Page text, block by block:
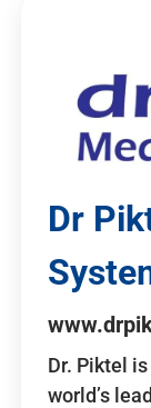
Dr
Dr. Piktel
world’s